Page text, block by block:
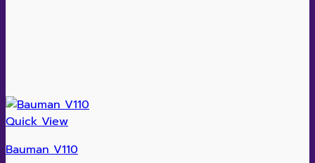
Quick View
Bauman V110